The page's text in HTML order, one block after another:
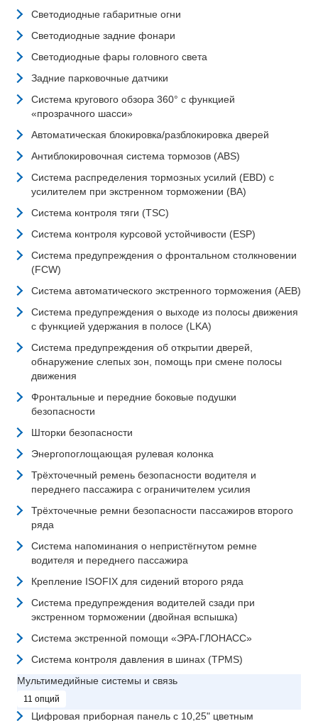
Светодиодные габаритные огни
Светодиодные задние фонари
Светодиодные фары головного света
Задние парковочные датчики
Система кругового обзора 360° с функцией
«прозрачного шасси»
Автоматическая блокировка/разблокировка дверей
Антиблокировочная система тормозов (ABS)
Система распределения тормозных усилий (EBD) с
усилителем при экстренном торможении (BA)
Система контроля тяги (TSC)
Система контроля курсовой устойчивости (ESP)
Система предупреждения о фронтальном столкновении
(FCW)
Система автоматического экстренного торможения (AEB)
Система предупреждения о выходе из полосы движения
с функцией удержания в полосе (LKA)
Система предупреждения об открытии дверей,
обнаружение слепых зон, помощь при смене полосы
движения
Фронтальные и передние боковые подушки
безопасности
Шторки безопасности
Энергопоглощающая рулевая колонка
Трёхточечный ремень безопасности водителя и
переднего пассажира с ограничителем усилия
Трёхточечные ремни безопасности пассажиров второго
ряда
Система напоминания о непристёгнутом ремне
водителя и переднего пассажира
Крепление ISOFIX для сидений второго ряда
Система предупреждения водителей сзади при
экстренном торможении (двойная вспышка)
Система экстренной помощи «ЭРА-ГЛОНАСС»
Система контроля давления в шинах (TPMS)
Мультимедийные системы и связь
11 опций
Цифровая приборная панель с 10,25" цветным